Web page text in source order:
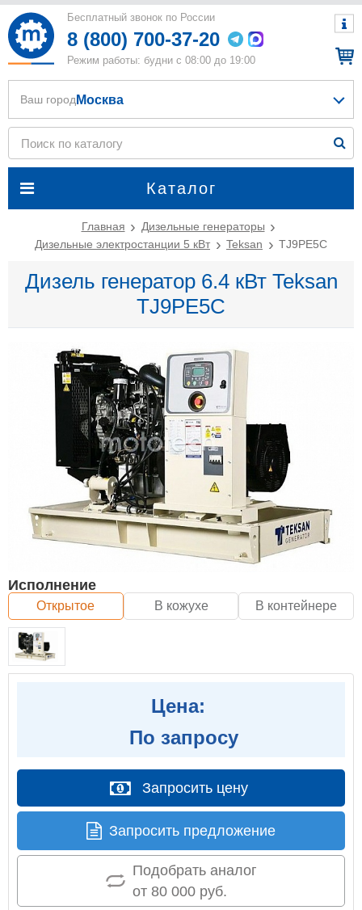
Бесплатный звонок по России
8 (800) 700-37-20
Режим работы: будни с 08:00 до 19:00
Каталог
Ваш город Москва
Главная
Дизельные генераторы
Дизельные электростанции 5 кВт
Teksan TJ9PE5C
Дизель генератор 6.4 кВт Teksan
TJ9PE5C
Исполнение
Открытое В кожухе В контейнере
Цена:
По запросу
Запросить цену
Запросить предложение
Подобрать аналог
от 80 000 руб.